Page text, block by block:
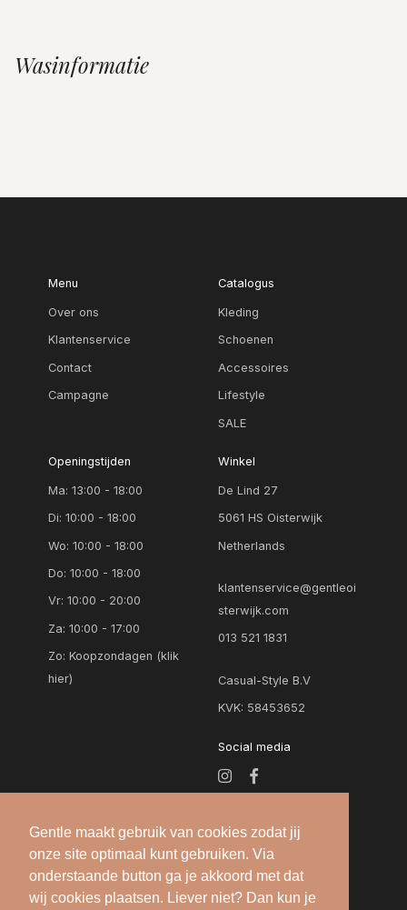
Gentle maakt gebruik van cookies zodat jij
onze site optimaal kunt gebruiken. Via
onderstaande button ga je akkoord met dat
wij cookies plaatsen. Liever niet? Dan kun je
Wasinformatie
Menu
Over ons
Klantenservice
Contact
Campagne
Catalogus
Kleding
Schoenen
Accessoires
Lifestyle
SALE
Openingstijden
Ma: 13:00 - 18:00
Di: 10:00 - 18:00
Wo: 10:00 - 18:00
Do: 10:00 - 18:00
Vr: 10:00 - 20:00
Za: 10:00 - 17:00
Zo:Koopzondagen (klik
hier)
Winkel
De Lind 27
5061 HS Oisterwijk
Netherlands
klantenservice@gentleoi
sterwijk.com
013 521 1831
Casual-Style B.V
KVK: 58453652
Social media